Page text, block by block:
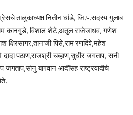
तालुकाध्यक्ष नितीन धांडे, जि.प.सदस्य गुलाब
कानगुडे, विशाल शेटे,अतुल राजेजाधव, गणेश
क्षिरसागर,तानाजी पिसे,राम रणदिवे,महेश
पठाण,राजश्री चव्हाण,सुधीर जगताप, सनी
बागवान आदींसह राष्ट्रवादीचे